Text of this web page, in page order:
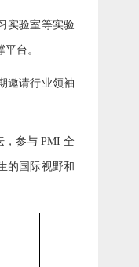
实验室等实验
平台。
邀请行业领袖
，参与 PMI 全
的国际视野和